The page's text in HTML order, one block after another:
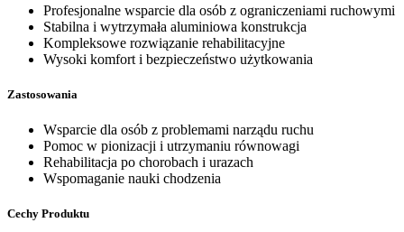
Profesjonalne wsparcie dla osób z ograniczeniami ruchowymi
Stabilna i wytrzymała aluminiowa konstrukcja
Kompleksowe rozwiązanie rehabilitacyjne
Wysoki komfort i bezpieczeństwo użytkowania
Zastosowania
Wsparcie dla osób z problemami narządu ruchu
Pomoc w pionizacji i utrzymaniu równowagi
Rehabilitacja po chorobach i urazach
Wspomaganie nauki chodzenia
Cechy Produktu